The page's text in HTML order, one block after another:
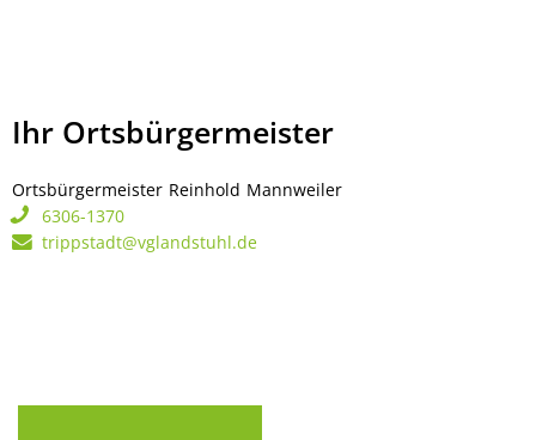
Ihr Ortsbürgermeister
Ortsbürgermeister Reinhold Mannweiler
6306-1370
trippstadt@vglandstuhl.de